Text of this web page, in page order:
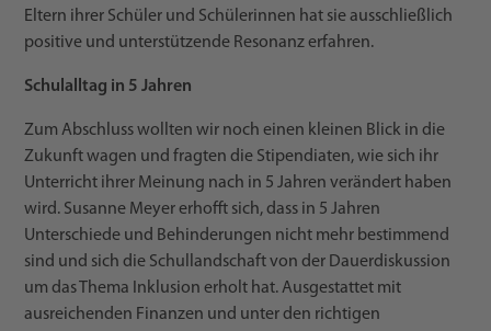
Eltern ihrer Schüler und Schülerinnen hat sie ausschließlich
positive und unterstützende Resonanz erfahren.
Schulalltag in 5 Jahren
Zum Abschluss wollten wir noch einen kleinen Blick in die
Zukunft wagen und fragten die Stipendiaten, wie sich ihr
Unterricht ihrer Meinung nach in 5 Jahren verändert haben
wird. Susanne Meyer erhofft sich, dass in 5 Jahren
Unterschiede und Behinderungen nicht mehr bestimmend
sind und sich die Schullandschaft von der Dauerdiskussion
um das Thema Inklusion erholt hat. Ausgestattet mit
ausreichenden Finanzen und unter den richtigen